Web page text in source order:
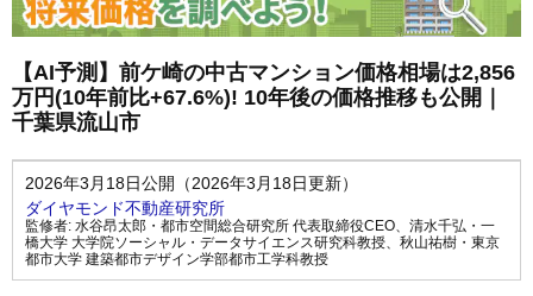
【AI予測】前ケ崎の中古マンション価格相場は2,856
万円(10年前比+67.6%)! 10年後の価格推移も公開｜
千葉県流山市
2026年3月18日公開（2026年3月18日更新）
ダイヤモンド不動産研究所
監修者: 水谷昂太郎・都市空間総合研究所 代表取締役CEO、 清水千弘・一
橋大学 大学院ソーシャル・データサイエンス研究科教授、 秋山祐樹・東京
都市大学 建築都市デザイン学部都市工学科教授